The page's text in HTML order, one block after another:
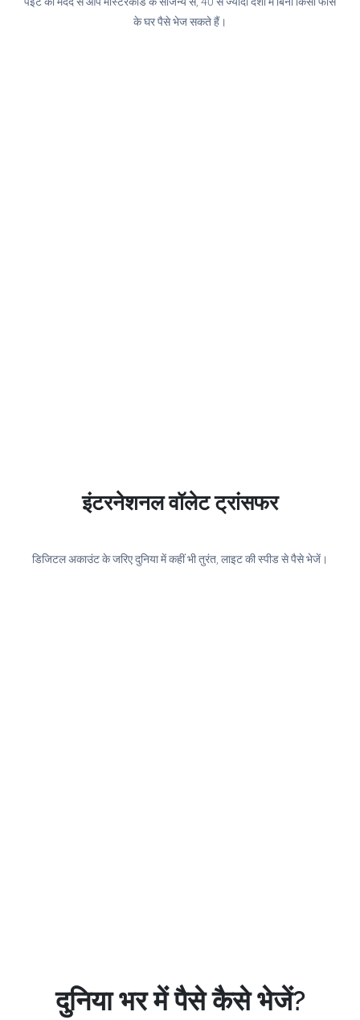
के घर पैसे भेज सकते हैं।
इंटरनेशनल वॉलेट ट्रांसफर
डिजिटल अकाउंट के जरिए दुनिया में कहीं भी तुरंत, लाइट की स्पीड से पैसे भेजें।
दुनिया भर में पैसे कैसे भेजें?